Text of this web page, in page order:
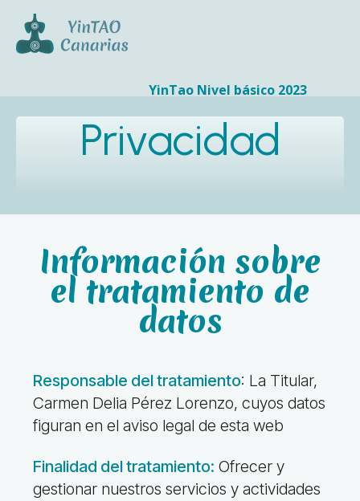
YinTao Nivel básico 2023
Privacidad
Información sobre
el tratamiento de
datos
Responsable del tratamiento: La Titular,
Carmen Delia Pérez Lorenzo, cuyos datos
figuran en el aviso legal de esta web
Finalidad del tratamiento: Ofrecer y
gestionar nuestros servicios y actividades